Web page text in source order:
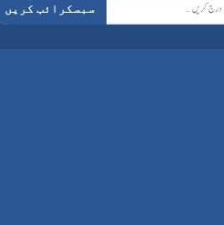
سبسکرائب کریں